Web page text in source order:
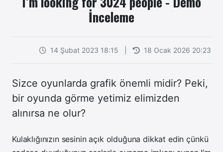
İnceleme
14 Şubat 2023 18:15 18 Ocak 2026 20:23
Sizce oyunlarda grafik önemli midir? Peki,
bir oyunda görme yetimiz elimizden
alınırsa ne olur?
Kulaklığınızın sesinin açık olduğuna dikkat edin çünkü